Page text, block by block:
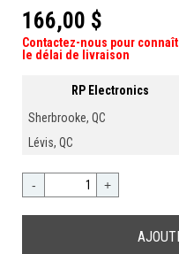
166,00 $
Contactez-nous pour
le délai de livraison
RP Electronics
Sherbrooke, QC
Lévis, QC
- +